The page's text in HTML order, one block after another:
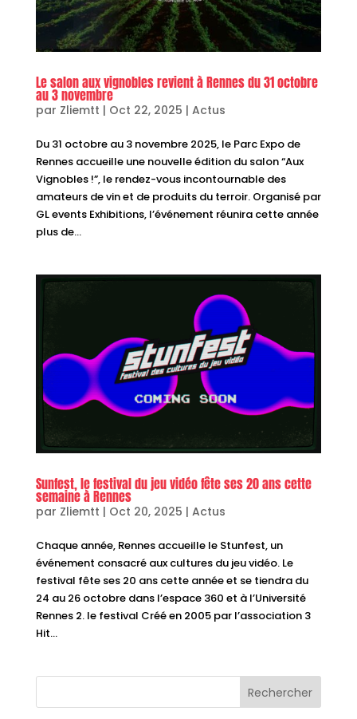
Le salon aux vignobles revient à Rennes du 31 octobre
au 3 novembre
par Zliemtt | Oct 22, 2025 | Actus
Du 31 octobre au 3 novembre 2025, le Parc Expo de
Rennes accueille une nouvelle édition du salon “Aux
Vignobles !”, le rendez-vous incontournable des
amateurs de vin et de produits du terroir. Organisé par
GL events Exhibitions, l’événement réunira cette année
plus de...
Sunfest, le festival du jeu vidéo fête ses 20 ans cette
semaine à Rennes
par Zliemtt | Oct 20, 2025 | Actus
Chaque année, Rennes accueille le Stunfest, un
événement consacré aux cultures du jeu vidéo. Le
festival fête ses 20 ans cette année et se tiendra du
24 au 26 octobre dans l’espace 360 et à l’Université
Rennes 2. le festival Créé en 2005 par l’association 3
Hit...
Rechercher